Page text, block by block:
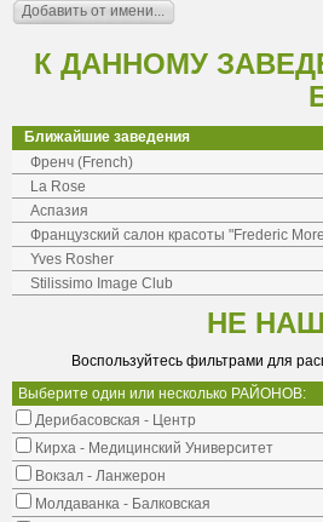
К ДАННОМУ
Ближайшие заведения
Френч (French)
La Rose
Аспазия
Французский салон красоты "Frederic
Yves Rosher
Stilissimo Image Club
НЕ
Воспользуйтесь фильтрами для
Выберите один или несколько РАЙОНОВ:
Дерибасовская - Центр
Кирха - Медицинский Университет
Вокзал - Ланжерон
Молдаванка - Балковская